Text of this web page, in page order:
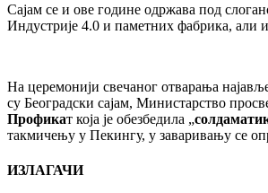
Сајам се и ове године одржава под
Индустрије 4.0 и паметних фабрика, али
На церемонији свечаног отварања
су Београдски сајам, Министарство
Профикат која је обезбедила „
такмичењу у Пекингу, у заваривању се
ИЗЛАГАЧИ